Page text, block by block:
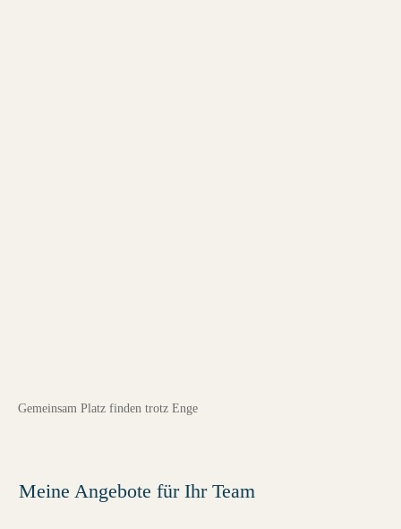
Gemeinsam Platz finden trotz Enge
Meine Angebote für Ihr Team